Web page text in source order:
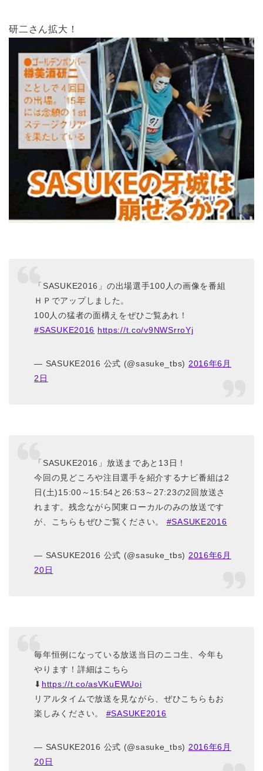
研二さん拡大！
「SASUKE2016」の出場選手100人の画像を番組
ＨＰでアップしました。
100人の猛者の面構えをぜひご覧あれ！
#SASUKE2016 https://t.co/v9NWSrroYj
— SASUKE2016 公式 (@sasuke_tbs) 2016年6月
2日
「SASUKE2016」放送まであと13日！
今回の見どころや注目選手を紹介するナビ番組は2
日(土)15:00～15:54と26:53～27:23の2回放送さ
れます。残念ながら関東ローカルのみの放送です
が、こちらもぜひご覧ください。 #SASUKE2016
— SASUKE2016 公式 (@sasuke_tbs) 2016年6月
20日
毎年恒例になっている放送当日のニコ生、今年も
やります！詳細はこちら
⬇ https://t.co/asVKuEWUoi
リアルタイムで放送を見ながら、ぜひこちらもお
楽しみください。 #SASUKE2016
— SASUKE2016 公式 (@sasuke_tbs) 2016年6月
20日